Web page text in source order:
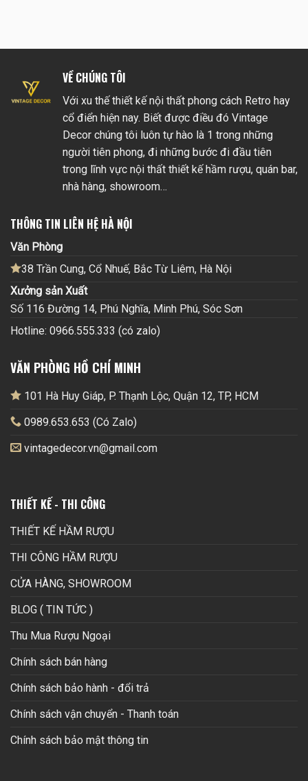
VỀ CHÚNG TÔI
Với xu thế thiết kế nội thất phong cách Retro hay
cổ điển hiện nay. Biết được điều đó Vintage
Decor chúng tôi luôn tự hào là 1 trong những
người tiên phong, đi những bước đi đầu tiên
trong lĩnh vực nội thất thiết kế hầm rượu, quán bar,
nhà hàng, showroom…
THÔNG TIN LIÊN HỆ HÀ NỘI
Văn Phòng
38 Trần Cung, Cổ Nhuế, Bắc Từ Liêm, Hà Nội
Xưởng sản Xuất
Số 116 Đường 14, Phú Nghĩa, Minh Phú, Sóc Sơn
Hotline: 0966.555.333 (có zalo)
VĂN PHÒNG HỒ CHÍ MINH
101 Hà Huy Giáp, P. Thạnh Lộc, Quận 12, TP, HCM
0989.653.653 (Có Zalo)
vintagedecor.vn@gmail.com
THIẾT KẾ - THI CÔNG
THIẾT KẾ HẦM RƯỢU
THI CÔNG HẦM RƯỢU
CỬA HÀNG, SHOWROOM
BLOG ( TIN TỨC )
Thu Mua Rượu Ngoại
Chính sách bán hàng
Chính sách bảo hành - đổi trả
Chính sách vận chuyển - Thanh toán
Chính sách bảo mật thông tin